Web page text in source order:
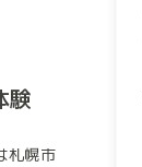
験
札幌市